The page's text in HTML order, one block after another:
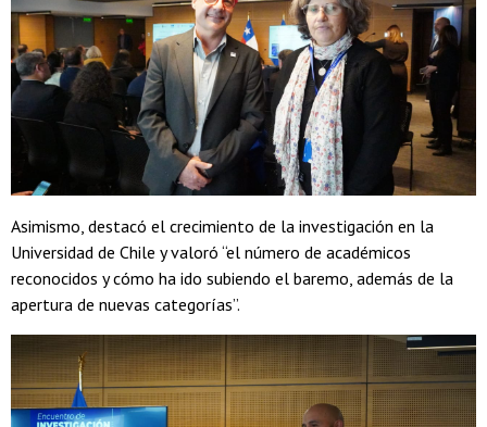
Asimismo, destacó el crecimiento de la investigación en la
Universidad de Chile y valoró “el número de académicos
reconocidos y cómo ha ido subiendo el baremo, además de la
apertura de nuevas categorías”.